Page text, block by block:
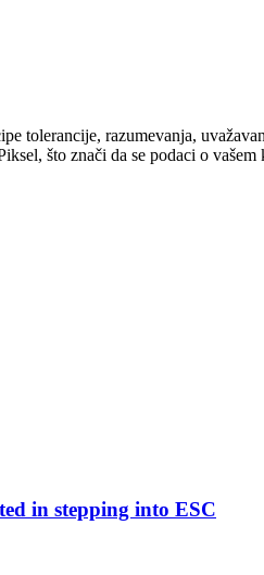
tolerancije, razumevanja,
što znači da se podaci o
in stepping into ESC